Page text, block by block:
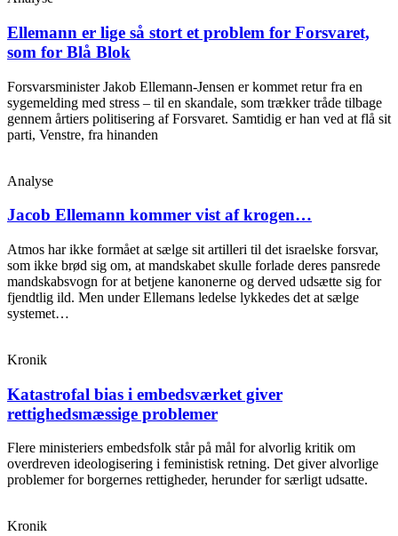
Ellemann er lige så stort et problem for Forsvaret,
som for Blå Blok
Forsvarsminister Jakob Ellemann-Jensen er kommet retur fra en
sygemelding med stress – til en skandale, som trækker tråde tilbage
gennem årtiers politisering af Forsvaret. Samtidig er han ved at flå sit
parti, Venstre, fra hinanden
Analyse
Jacob Ellemann kommer vist af krogen…
Atmos har ikke formået at sælge sit artilleri til det israelske forsvar,
som ikke brød sig om, at mandskabet skulle forlade deres pansrede
mandskabsvogn for at betjene kanonerne og derved udsætte sig for
fjendtlig ild. Men under Ellemans ledelse lykkedes det at sælge
systemet…
Kronik
Katastrofal bias i embedsværket giver
rettighedsmæssige problemer
Flere ministeriers embedsfolk står på mål for alvorlig kritik om
overdreven ideologisering i feministisk retning. Det giver alvorlige
problemer for borgernes rettigheder, herunder for særligt udsatte.
Kronik